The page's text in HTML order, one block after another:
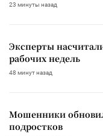
23 минуты назад
Эксперты
рабочих недель
48 минут назад
Мошенники
подростков